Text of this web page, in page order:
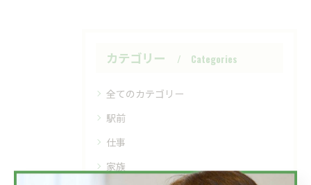
カテゴリー Categories
全てのカテゴリー
駅前
仕事
家族